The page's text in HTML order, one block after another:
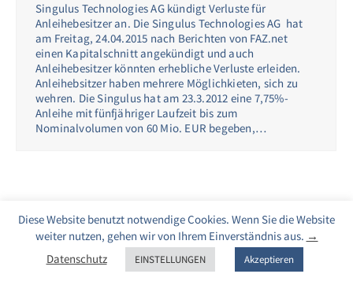
Singulus Technologies AG kündigt Verluste für
Anleihebesitzer an. Die Singulus Technologies AG hat
am Freitag, 24.04.2015 nach Berichten von FAZ.net
einen Kapitalschnitt angekündigt und auch
Anleihebesitzer könnten erhebliche Verluste erleiden.
Anleihebsitzer haben mehrere Möglichkieten, sich zu
wehren. Die Singulus hat am 23.3.2012 eine 7,75%-
Anleihe mit fünfjähriger Laufzeit bis zum
Nominalvolumen von 60 Mio. EUR begeben,…
Diese Website benutzt notwendige Cookies. Wenn Sie die Website
weiter nutzen, gehen wir von Ihrem Einverständnis aus. →
Datenschutz
EINSTELLUNGEN Akzeptieren